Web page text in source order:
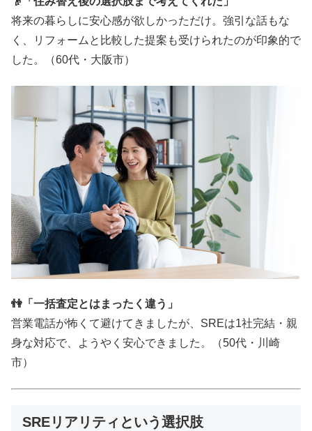
将来の暮らしに安心感が欲しかっただけ。強引な話もな
く、リフォームと比較した提案も受けられたのが印象的で
した。（60代・大阪市）
👫「一括査定とはまったく違う」
営業電話が怖くて避けてきましたが、SREは1社完結・親
身な対応で、ようやく安心できました。（50代・川崎
市）
SREリアリティという選択肢